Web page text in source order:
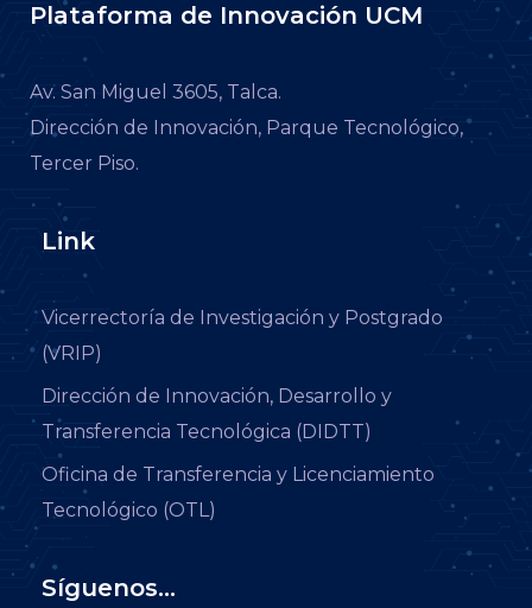
Plataforma de Innovación UCM
Av. San Miguel 3605, Talca.
Dirección de Innovación, Parque Tecnológico,
Tercer Piso.
Link
Vicerrectoría de Investigación y Postgrado
(VRIP)
Dirección de Innovación, Desarrollo y
Transferencia Tecnológica (DIDTT)
Oficina de Transferencia y Licenciamiento
Tecnológico (OTL)
Síguenos...